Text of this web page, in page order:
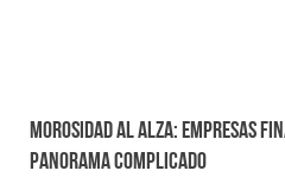
Morosidad al alza: empresas
panorama complicado